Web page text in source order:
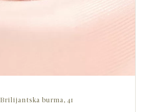
Brilijantska burma, 41